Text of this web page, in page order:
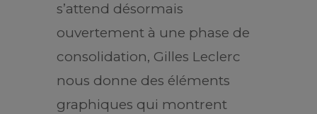
s’attend désormais
ouvertement à une phase de
consolidation, Gilles Leclerc
nous donne des éléments
graphiques qui montrent